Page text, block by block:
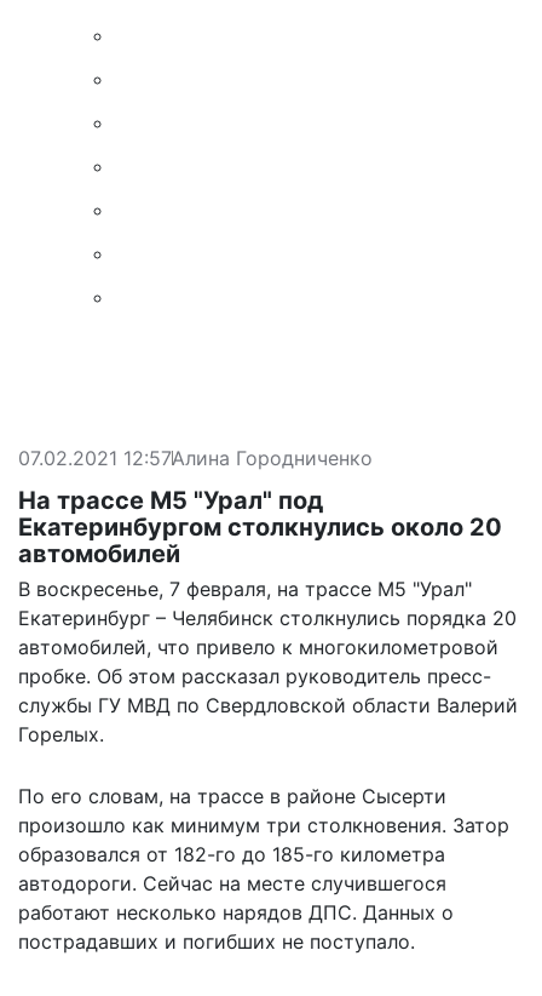
07.02.2021 12:57Алина Городниченко
На трассе М5 "Урал" под
Екатеринбургом столкнулись около 20
автомобилей
В воскресенье, 7 февраля, на трассе М5 "Урал"
Екатеринбург – Челябинск столкнулись порядка 20
автомобилей, что привело к многокилометровой
пробке. Об этом рассказал руководитель пресс-
службы ГУ МВД по Свердловской области Валерий
Горелых.
По его словам, на трассе в районе Сысерти
произошло как минимум три столкновения. Затор
образовался от 182-го до 185-го километра
автодороги. Сейчас на месте случившегося
работают несколько нарядов ДПС. Данных о
пострадавших и погибших не поступало.